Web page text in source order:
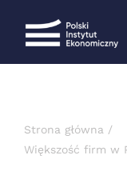
Strona główna
Większość firm w